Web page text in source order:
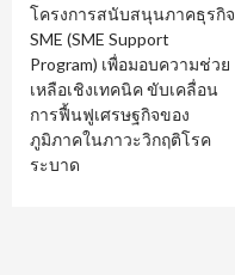
โครงการสนับสนุนภาคธุรกิจ
SME (SME Support
Program) เพื่อมอบความช่วย
เหลือเชิงเทคนิค ขับเคลื่อน
การฟื้นฟูเศรษฐกิจของ
ภูมิภาคในภาวะวิกฤติโรค
ระบาด